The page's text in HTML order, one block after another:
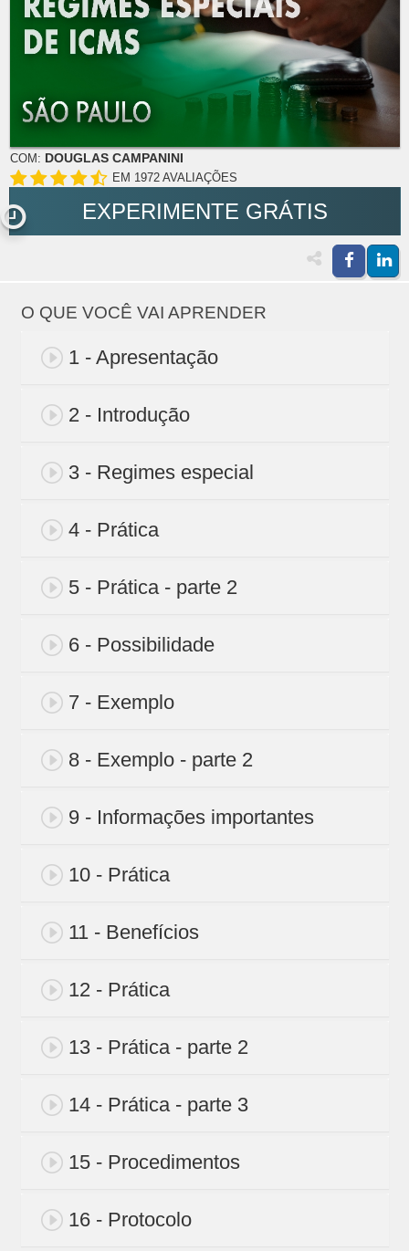
COM: DOUGLAS CAMPANINI
EM 1972 AVALIAÇÕES
EXPERIMENTE GRÁTIS
O QUE VOCÊ VAI APRENDER
1 - Apresentação
2 - Introdução
3 - Regimes especial
4 - Prática
5 - Prática - parte 2
6 - Possibilidade
7 - Exemplo
8 - Exemplo - parte 2
9 - Informações importantes
10 - Prática
11 - Benefícios
12 - Prática
13 - Prática - parte 2
14 - Prática - parte 3
15 - Procedimentos
16 - Protocolo